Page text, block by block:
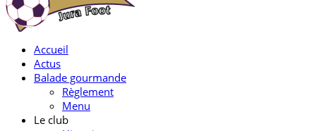
Accueil
Actus
Balade gourmande
Règlement
Menu
Le club